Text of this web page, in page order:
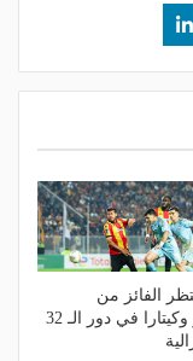
الفائز من
مقديشيو وكيتارا في دور الـ 32